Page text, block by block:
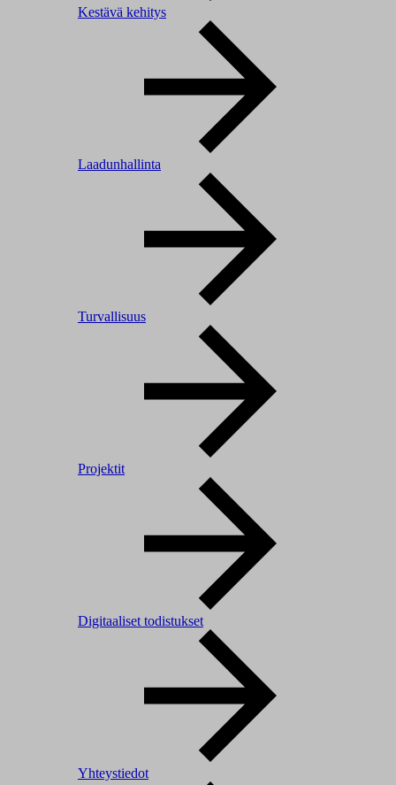
Kestävä kehitys
Laadunhallinta
Turvallisuus
Projektit
Digitaaliset todistukset
Yhteystiedot